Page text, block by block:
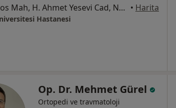
Barbaros Mah, H. Ahmet Yesevi Cad, No: 149 Güneşli - Bağcılar / İstanbul, Bağcılar • Harita
Hastanesi
Op. Dr. Mehmet Gürel
Ortopedi ve travmatoloji